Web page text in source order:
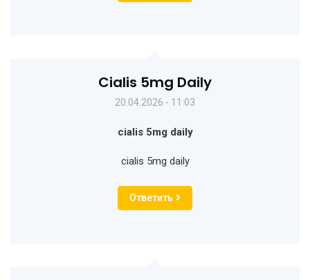
Cialis 5mg Daily
20.04.2026 - 11:03
cialis 5mg daily
cialis 5mg daily
Ответить